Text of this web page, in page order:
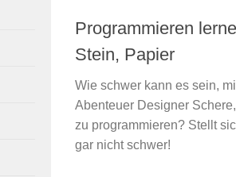
Programmieren
Stein, Papier
Wie schwer kann es sein,
Abenteuer Designer
zu programmieren? Stellt
gar nicht schwer!